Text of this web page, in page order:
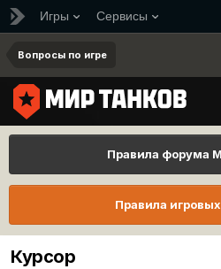
Игры Сервисы
Вопросы по игре
Правила форума
Правила
Курсор